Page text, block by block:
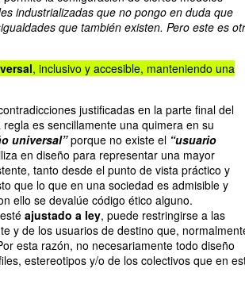
industrializadas que no pongo en duda que
que también existen. Pero este es
, inclusivo y accesible, manteniendo una
justificadas en la parte final del
es sencillamente una quimera en su
universal”porque no existe el “usuario
en diseño para representar una mayor
tanto desde el punto de vista práctico y
que lo que en una sociedad es admisible y
ello se devalúe código ético alguno.
ajustado a ley, puede restringirse a las
y de los usuarios de destino que,
esta razón, no necesariamente todo diseño
estereotipos y/o de los colectivos que en